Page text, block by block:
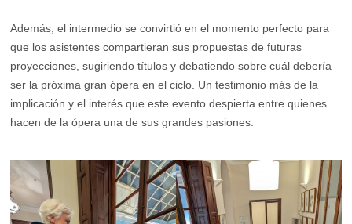
Además, el intermedio se convirtió en el momento perfecto para
que los asistentes compartieran sus propuestas de futuras
proyecciones, sugiriendo títulos y debatiendo sobre cuál debería
ser la próxima gran ópera en el ciclo. Un testimonio más de la
implicación y el interés que este evento despierta entre quienes
hacen de la ópera una de sus grandes pasiones.